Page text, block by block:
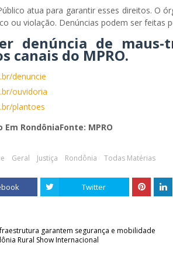
atua para garantir esses direitos. O
ou violação. Denúncias podem ser feitas
denúncia de
canais do MPRO.
denuncie
ouvidoria
plantoes
Em RondôniaFonte: MPRO
Geral Justiça Rondônia Todas Matérias
Twitter
garantem segurança e mobilidade
Rural Show Internacional